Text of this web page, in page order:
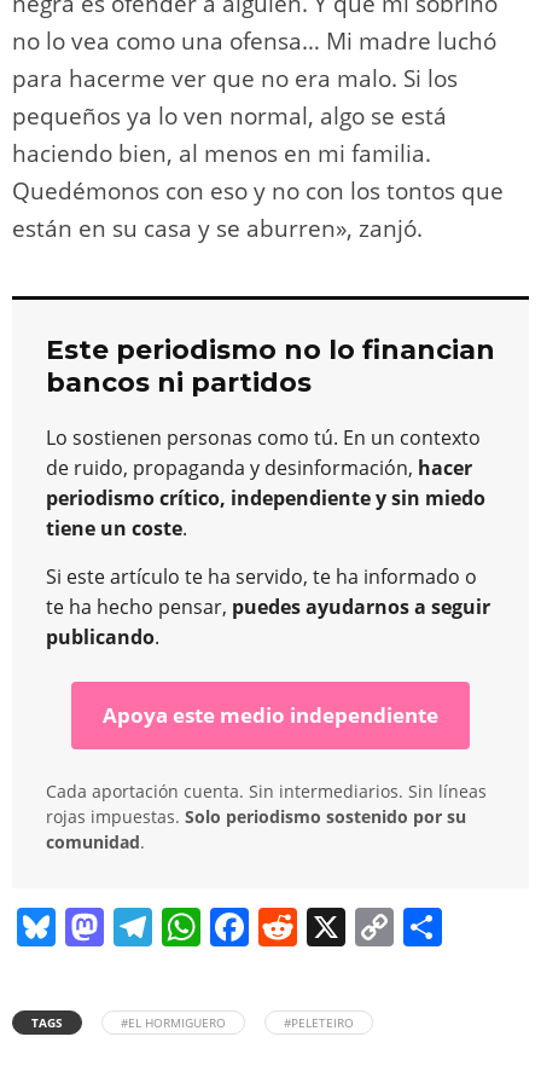
no lo vea como una ofensa… Mi madre luchó
para hacerme ver que no era malo. Si los
pequeños ya lo ven normal, algo se está
haciendo bien, al menos en mi familia.
Quedémonos con eso y no con los tontos que
están en su casa y se aburren», zanjó.
Este periodismo no lo financian
bancos ni partidos
Lo sostienen personas como tú. En un contexto
de ruido, propaganda y desinformación, hacer
periodismo crítico, independiente y sin miedo
tiene un coste.
Si este artículo te ha servido, te ha informado o
te ha hecho pensar, puedes ayudarnos a seguir
publicando.
Apoya este medio independiente
Cada aportación cuenta. Sin intermediarios. Sin líneas
rojas impuestas. Solo periodismo sostenido por su
comunidad.
Bl
e
M
st
T
e
W
at
F
c
R
d
X
C
TAGS #EL HORMIGUERO #PELETEIRO